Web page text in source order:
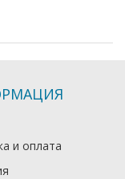
и оплата